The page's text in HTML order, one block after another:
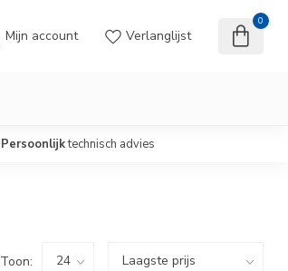
Mijn account Verlanglijst
0
Persoonlijktechnisch advies
Toon: